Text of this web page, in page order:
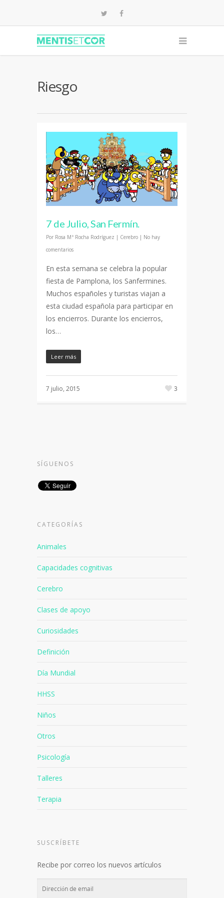
Riesgo
7 de Julio, San Fermín.
Por Rosa Mª Rocha Rodríguez | Cerebro | No hay
comentarios
En esta semana se celebra la popular
fiesta de Pamplona, los Sanfermines.
Muchos españoles y turistas viajan a
esta ciudad española para participar en
los encierros. Durante los encierros,
los…
Leer más
7 julio, 2015 3
SÍGUENOS
CATEGORÍAS
Animales
Capacidades cognitivas
Cerebro
Clases de apoyo
Curiosidades
Definición
Día Mundial
HHSS
Niños
Otros
Psicología
Talleres
Terapia
SUSCRÍBETE
Recibe por correo los nuevos artículos
Dirección